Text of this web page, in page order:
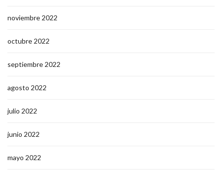
noviembre 2022
octubre 2022
septiembre 2022
agosto 2022
julio 2022
junio 2022
mayo 2022